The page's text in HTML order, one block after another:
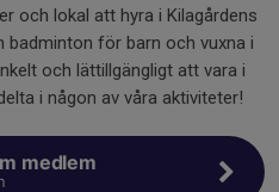
och lokal att hyra i Kilagårdens
badminton för barn och vuxna i
och lättillgängligt att vara i
i någon av våra aktiviteter!
medlem